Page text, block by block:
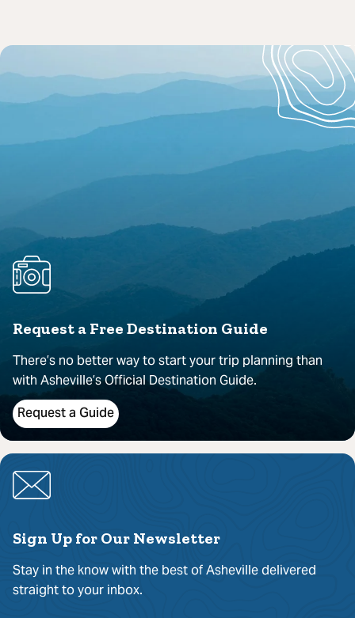
Request a Free Destination Guide
There’s no better way to start your trip planning than
with Asheville’s Official Destination Guide.
Request a Guide
Sign Up for Our Newsletter
Stay in the know with the best of Asheville delivered
straight to your inbox.